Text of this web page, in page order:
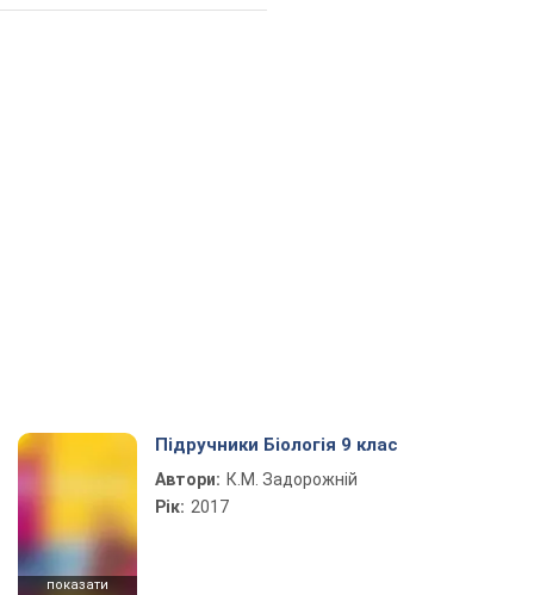
показати
Підручники Біологія 9 клас
Автори: К.М. Задорожній
Рік: 2017